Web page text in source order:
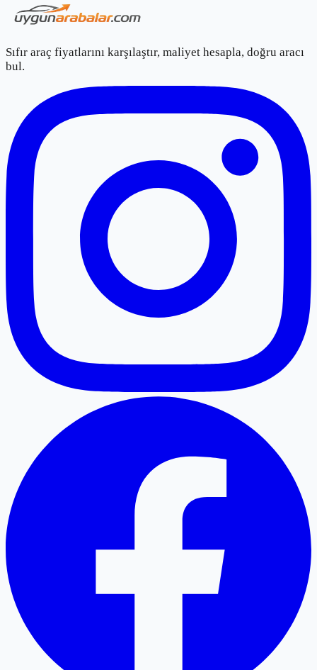
Sıfır araç fiyatlarını karşılaştır, maliyet hesapla, doğru aracı
bul.